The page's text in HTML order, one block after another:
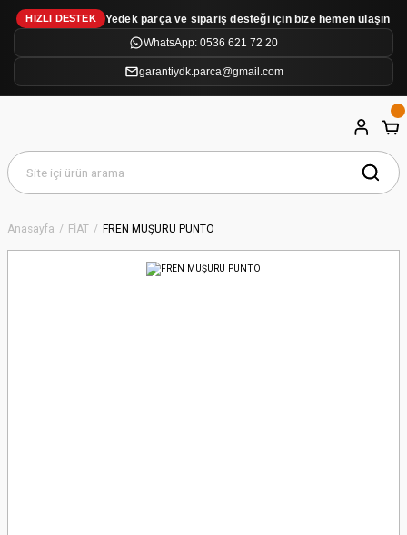
HIZLI DESTEK
Yedek parça ve sipariş desteği için bize hemen ulaşın
WhatsApp: 0536 621 72 20
garantiydk.parca@gmail.com
Anasayfa FİAT FREN MÜŞÜRÜ PUNTO